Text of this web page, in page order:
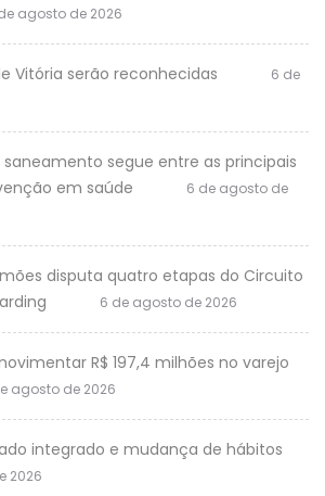
agosto de 2026
Vitória serão reconhecidas
6 de
segue entre as principais
em saúde
6 de agosto de
disputa quatro etapas do Circuito
6 de agosto de 2026
R$ 197,4 milhões no varejo
agosto de 2026
integrado e mudança de hábitos
2026